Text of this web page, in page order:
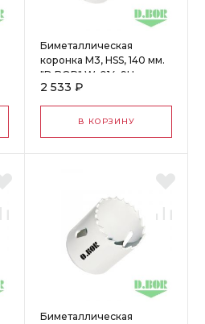
Биметаллическая
коронка М3, HSS, 140 мм.
"D.BOR" W-014-9H-
4014005D
2 533 ₽
В КОРЗИНУ
Биметаллическая